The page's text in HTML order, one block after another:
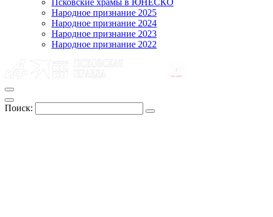
Псковские храмы в ЮНЕСКО
Народное признание 2025
Народное признание 2024
Народное признание 2023
Народное признание 2022
Поиск: